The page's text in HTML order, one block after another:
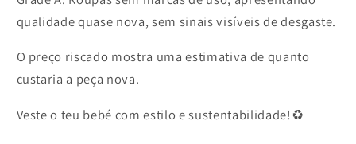
qualidade quase nova, sem sinais visíveis de desgaste.
O preço riscado mostra uma estimativa de quanto
custaria a peça nova.
Veste o teu bebé com estilo e sustentabilidade!♻️